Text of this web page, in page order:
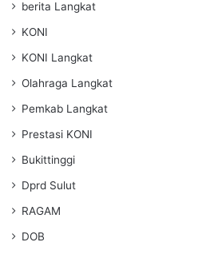
berita Langkat
KONI
KONI Langkat
Olahraga Langkat
Pemkab Langkat
Prestasi KONI
Bukittinggi
Dprd Sulut
RAGAM
DOB